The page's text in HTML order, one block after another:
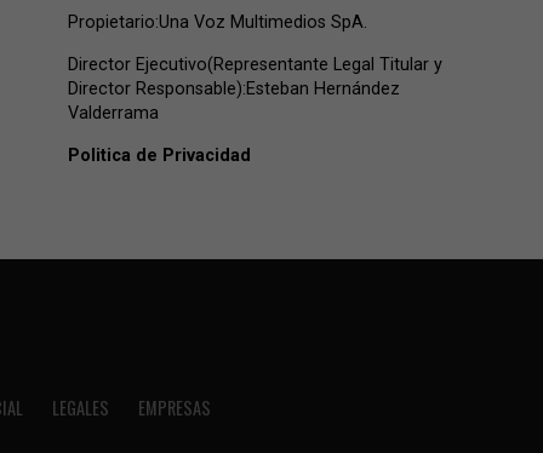
Propietario:Una Voz Multimedios SpA.
Director Ejecutivo(Representante Legal Titular y
Director Responsable):Esteban Hernández
Valderrama
Politica de Privacidad
LEGALES EMPRESAS